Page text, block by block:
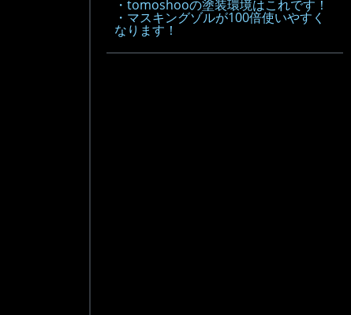
・tomoshooの塗装環境はこれです！
・マスキングゾルが100倍使いやすく
なります！